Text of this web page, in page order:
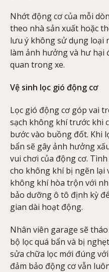
Nhớt động cơ của mỗi
theo nhà sản xuất hoặc
lưu ý không sử dụng loại
làm ảnh hưởng và hư hại
quan trong xe.
Vệ sinh lọc gió động cơ
Lọc gió động cơ góp vai
sạch không khí trước khi
bước vào buồng đốt. Khi
bẩn sẽ gây ảnh hưởng
vui chơi của động cơ.
cho không khí bị ngẽn lại
không khí hòa trộn với
bảo dưỡng ô tô định kỳ
gian dài hoạt động.
Nhân viên garage sẽ
bộ lọc quá bẩn và bị
sửa chữa lọc mới đúng
đảm bảo động cơ vẫn